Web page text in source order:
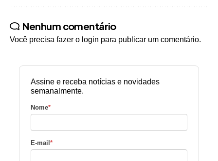
Nenhum comentário
Você precisa fazer o login para publicar um comentário.
Assine e receba notícias e novidades
semanalmente.
Nome*
E-mail*